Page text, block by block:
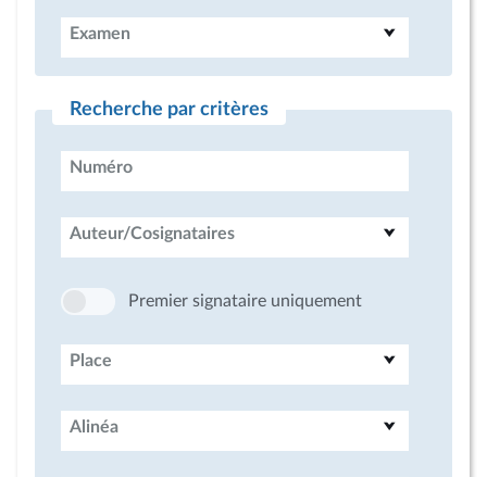
Examen
Recherche par critères
Numéro
Auteur/Cosignataires
Premier signataire uniquement
Place
Alinéa